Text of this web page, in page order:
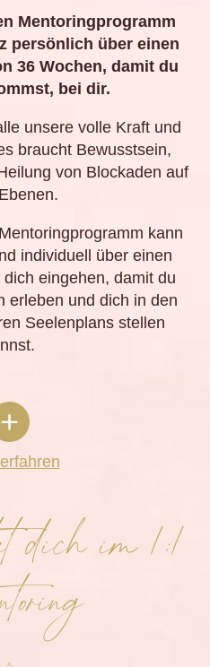
Mentoringprogramm
persönlich über einen
36 Wochen, damit du
bei dir.
unsere volle Kraft und
braucht Bewusstsein,
von Blockaden auf
kann
individuell über einen
eingehen, damit du
erleben und dich in den
Seelenplans stellen
dich im 1:1